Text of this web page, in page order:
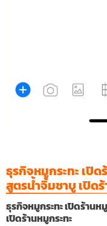
ธุรกิจหมูกระทะ เปิด
สูตรน้ำจิ้มชาบู เปิด
ธุรกิจหมูกระทะ เปิดร้าน
เปิดร้านหมูกระทะ